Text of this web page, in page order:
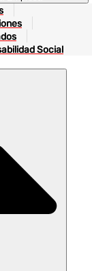
Social